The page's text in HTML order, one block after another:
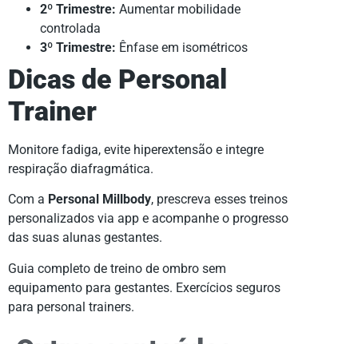
2º Trimestre: Aumentar mobilidade
controlada
3º Trimestre: Ênfase em isométricos
Dicas de Personal
Trainer
Monitore fadiga, evite hiperextensão e integre
respiração diafragmática.
Com a Personal Millbody, prescreva esses treinos
personalizados via app e acompanhe o progresso
das suas alunas gestantes.
Guia completo de treino de ombro sem
equipamento para gestantes. Exercícios seguros
para personal trainers.